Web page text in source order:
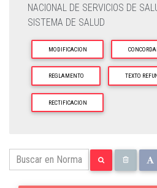
NACIONAL DE SERVICIOS DE
SISTEMA DE SALUD
MODIFICACION
REGLAMENTO TEXTO
RECTIFICACION